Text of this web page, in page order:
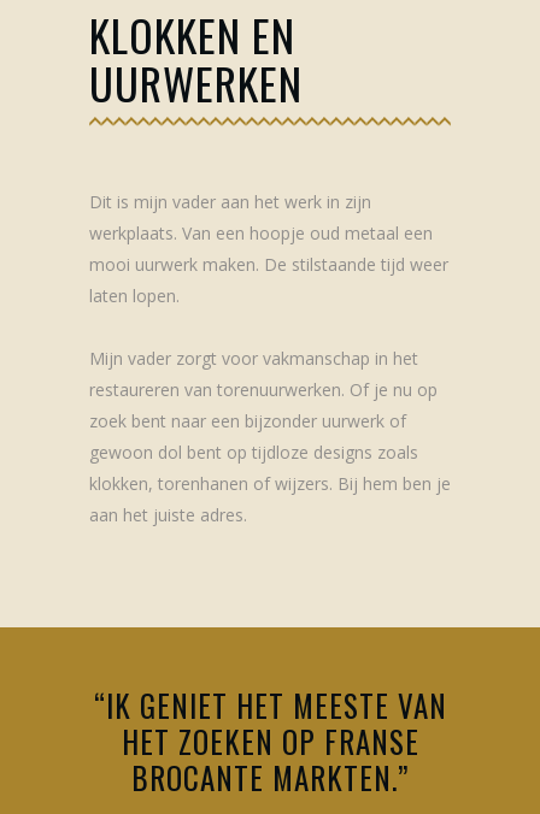
KLOKKEN EN
UURWERKEN
Dit is mijn vader aan het werk in zijn
werkplaats. Van een hoopje oud metaal een
mooi uurwerk maken. De stilstaande tijd weer
laten lopen.
Mijn vader zorgt voor vakmanschap in het
restaureren van torenuurwerken. Of je nu op
zoek bent naar een bijzonder uurwerk of
gewoon dol bent op tijdloze designs zoals
klokken, torenhanen of wijzers. Bij hem ben je
aan het juiste adres.
“IK GENIET HET MEESTE VAN
HET ZOEKEN OP FRANSE
BROCANTE MARKTEN.”